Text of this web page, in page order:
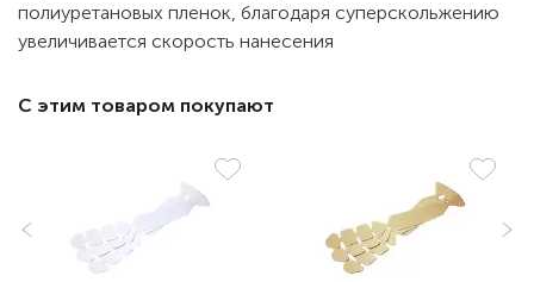
полиуретановых пленок, благодаря суперскольжению
увеличивается скорость нанесения
С этим товаром покупают